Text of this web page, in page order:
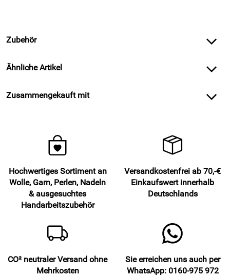
Zubehör
Ähnliche Artikel
Zusammengekauft mit
Hochwertiges Sortiment an
Wolle, Garn, Perlen, Nadeln
& ausgesuchtes
Handarbeitszubehör
Versandkostenfrei ab 70,-€
Einkaufswert innerhalb
Deutschlands
CO² neutraler Versand ohne
Mehrkosten
Sie erreichen uns auch per
WhatsApp: 0160-975 972